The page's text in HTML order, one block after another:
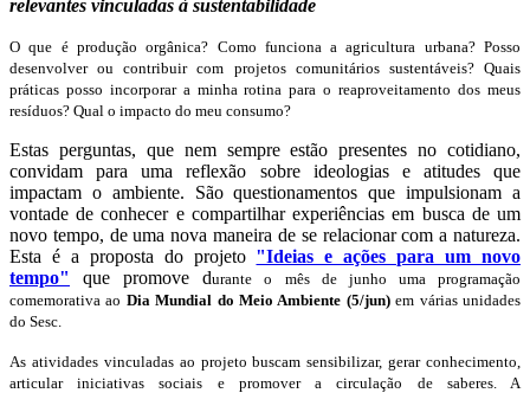
relevantes vinculadas à sustentabilidade
O que é produção orgânica? Como funciona a agricultura urbana? Posso
desenvolver ou contribuir com projetos comunitários sustentáveis? Quais
práticas posso incorporar a minha rotina para o reaproveitamento dos meus
resíduos? Qual o impacto do meu consumo?
Estas perguntas, que nem sempre estão presentes no cotidiano,
convidam para uma reflexão sobre ideologias e atitudes que
impactam o ambiente. São questionamentos que impulsionam a
vontade de conhecer e compartilhar experiências em busca de um
novo tempo, de uma nova maneira de se relacionar com a natureza.
Esta é a proposta do projeto "Ideias e ações para um novo
tempo"
que promove durante o mês de junho uma programação
comemorativa ao Dia Mundial do Meio Ambiente (5/jun) em várias unidades
do Sesc.
As atividades vinculadas ao projeto buscam sensibilizar, gerar conhecimento,
articular iniciativas sociais e promover a circulação de saberes. A